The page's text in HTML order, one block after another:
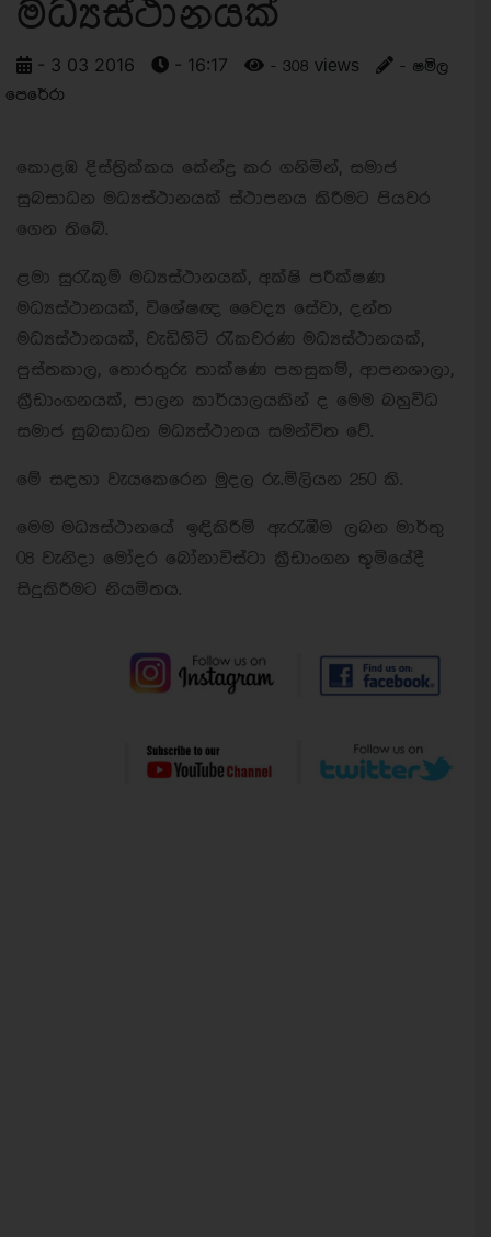
මධ්‍යස්ථානයක්
- 3 03 2016 - 16:17 - 308 views
- ෂමිල
පෙරේරා
කොළඹ දිස්ත්‍රික්කය කේන්ද්‍ර කර ගනිමින්, සමාජ
සුබසාධන මධ්‍යස්ථානයක් ස්ථාපනය කිරීමට පියවර
ගෙන තිබේ.
ළමා සුරැකුම් මධ්‍යස්ථානයක්, අක්ෂි පරීක්ෂණ
මධ්‍යස්ථානයක්, විශේෂඥ වෛද්‍ය සේවා, දන්ත
මධ්‍යස්ථානයක්, වැඩිහිටි රැකවරණ මධ්‍යස්ථානයක්,
පුස්තකාල, තොරතුරු තාක්ෂණ පහසුකම්, ආපනශාලා,
ක්‍රීඩාංගනයක්, පාලන කාර්යාලයකින් ද මෙම බහුවිධ
සමාජ සුබසාධන මධ්‍යස්ථානය සමන්විත වේ.
මේ සඳහා වැයකෙරෙන මුදල රු.මිලියන 250 කි.
මෙම මධ්‍යස්ථානයේ ඉඳිකිරීම් ඇරැඹීම ලබන මාර්තු
08 වැනිදා මෝදර බෝනාවිස්ටා ක්‍රීඩාංගන භූමියේදී
සිදුකිරීමට නියමිතය.